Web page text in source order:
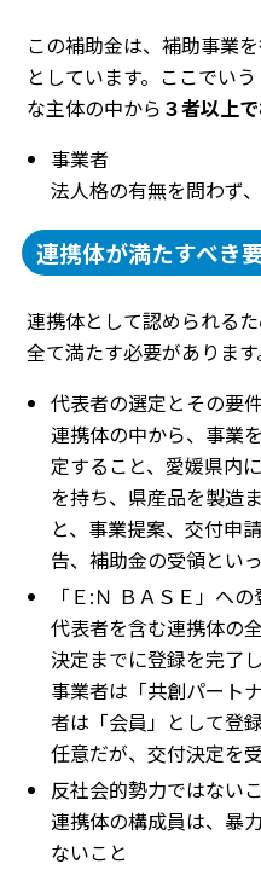
この補助金は、補助事業
としています。ここでい
な主体の中から ３者以上
事業者
法人格の有無を問わず
連携体が満たすべき
連携体として認められる
全て満たす必要があります
代表者の選定とその要
連携体の中から、事業
定すること、愛媛県内
を持ち、県産品を製造
と、事業提案、交付申
告、補助金の受領とい
「Ｅ:Ｎ ＢＡＳＥ」への
代表者を含む連携体の
決定までに登録を完了
事業者は「共創パート
者は「会員」として登
任意だが、交付決定を
反社会的勢力ではない
連携体の構成員は、暴
ないこと